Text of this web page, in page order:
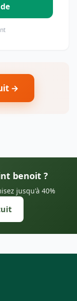
→
benoit ?
jusqu'à 40%